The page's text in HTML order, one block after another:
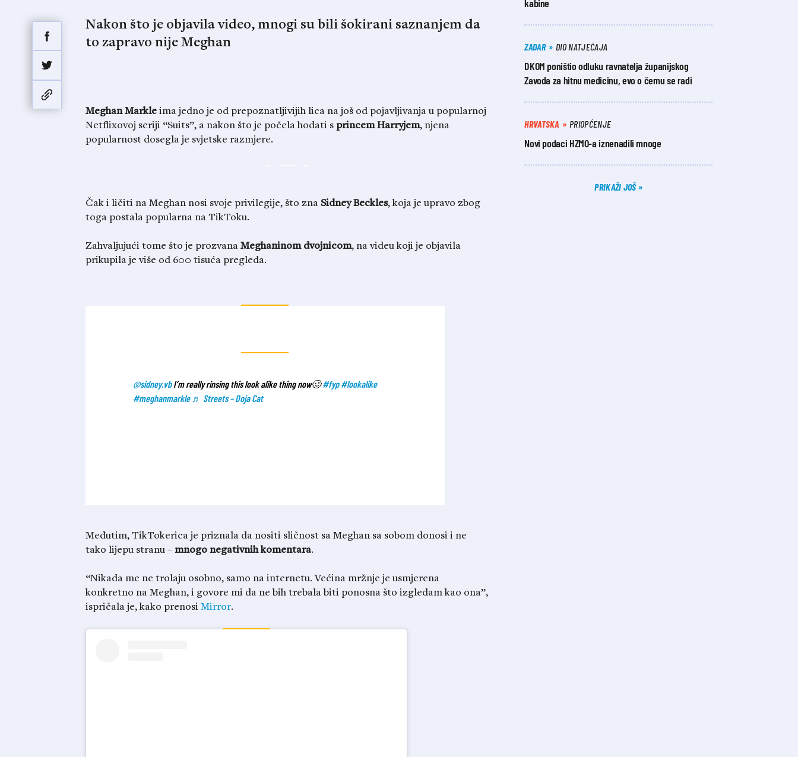
Nakon što je objavila video, mnogi su bili šokirani saznanjem da
to zapravo nije Meghan
Meghan Markleima jedno je od prepoznatljivijih lica na još od pojavljivanja u popularnoj
Netflixovoj seriji “Suits”, a nakon što je počela hodati s princem Harryjem, njena
popularnost dosegla je svjetske razmjere.
Čak i ličiti na Meghan nosi svoje privilegije, što zna Sidney Beckles, koja je upravo zbog
toga postala popularna na TikToku.
Zahvaljujući tome što je prozvana Meghaninom dvojnicom, na videu koji je objavila
prikupila je više od 600 tisuća pregleda.
@sidney.vbI’m really rinsing this look alike thing now🥴#fyp #lookalike
#meghanmarkle ♬ Streets – Doja Cat
Međutim, TikTokerica je priznala da nositi sličnost sa Meghan sa sobom donosi i ne
tako lijepu stranu – mnogo negativnih komentara.
“Nikada me ne trolaju osobno, samo na internetu. Većina mržnje je usmjerena
konkretno na Meghan, i govore mi da ne bih trebala biti ponosna što izgledam kao ona”,
ispričala je, kako prenosi Mirror.
kabine
ZADAR DIO NATJEČAJA
DKOM poništio odluku ravnatelja županijskog
Zavoda za hitnu medicinu, evo o čemu se radi
HRVATSKA PRIOPĆENJE
Novi podaci HZMO-a iznenadili mnoge
PRIKAŽI JOŠ